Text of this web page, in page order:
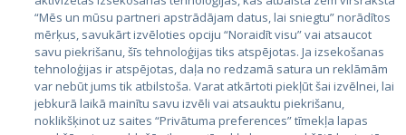
Igaunija
Latvija
Lietuva
“Mēs un mūsu partneri apstrādājam datus, lai sniegtu” norādītos
mērķus, savukārt izvēloties opciju “Noraidīt visu” vai atsaucot
savu piekrišanu, šīs tehnoloģijas tiks atspējotas. Ja izsekošanas
tehnoloģijas ir atspējotas, daļa no redzamā satura un reklāmām
var nebūt jums tik atbilstoša. Varat atkārtoti piekļūt šai izvēlnei, lai
jebkurā laikā mainītu savu izvēli vai atsauktu piekrišanu,
noklikšķinot uz saites “Privātuma preferences” tīmekļa lapas